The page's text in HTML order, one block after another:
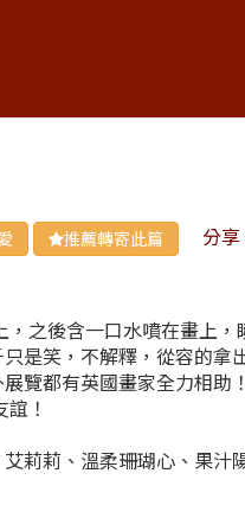
推薦轉寄此篇 分
之後含一口水噴在畫上，
是笑，不解釋，從容的拿
覽都有英國畫家全力相助
！
莉莉、溫柔珊瑚心、果汁